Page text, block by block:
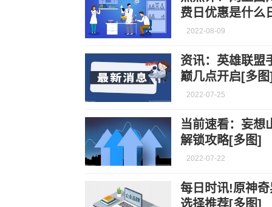
费日优惠是什么
2022-08-09
资讯：英雄联盟
巅几点开启[多
2022-07-25
当前速看：妄想
解锁攻略[多图]
2022-07-22
每日时讯!原神
选择推荐[多图]